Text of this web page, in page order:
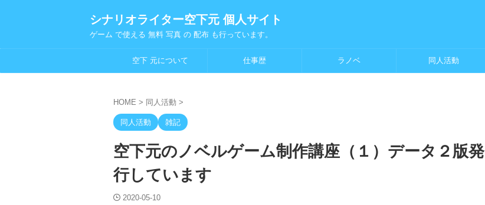
シナリオライター空下元 個人サイト
ゲーム で使える 無料 写真 の 配布 も行っています。
空下 元について 仕事歴 ラノベ 同人活動
HOME > 同人活動 >
同人活動 雑記
空下元のノベルゲーム制作講座（１）データ２版発
行しています
2020-05-10